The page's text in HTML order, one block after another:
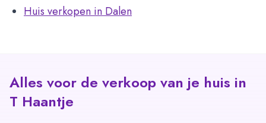
Huis verkopen in Dalen
Alles voor de verkoop van je huis in
T Haantje